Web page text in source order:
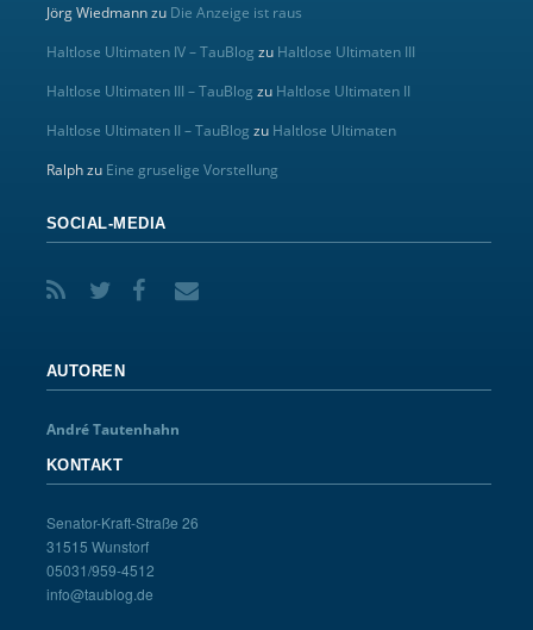
Jörg Wiedmannzu Die Anzeige ist raus
Haltlose Ultimaten IV – TauBlog zu Haltlose Ultimaten III
Haltlose Ultimaten III – TauBlog zu Haltlose Ultimaten II
Haltlose Ultimaten II – TauBlog zu Haltlose Ultimaten
Ralphzu Eine gruselige Vorstellung
SOCIAL-MEDIA
AUTOREN
André Tautenhahn
KONTAKT
Senator-Kraft-Straße 26
31515 Wunstorf
05031/959-4512
info@taublog.de